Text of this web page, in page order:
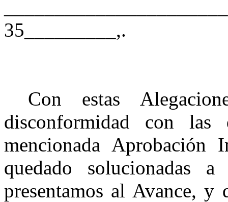
35_________,.
Con estas
disconformidad con las
mencionada Aprobación
quedado solucionadas
presentamos al Avance, y